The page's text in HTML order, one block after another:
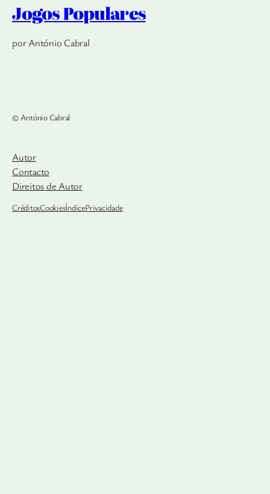
Jogos Populares
por António Cabral
© António Cabral
Autor
Contacto
Direitos de Autor
CréditosCookiesÍndicePrivacidade